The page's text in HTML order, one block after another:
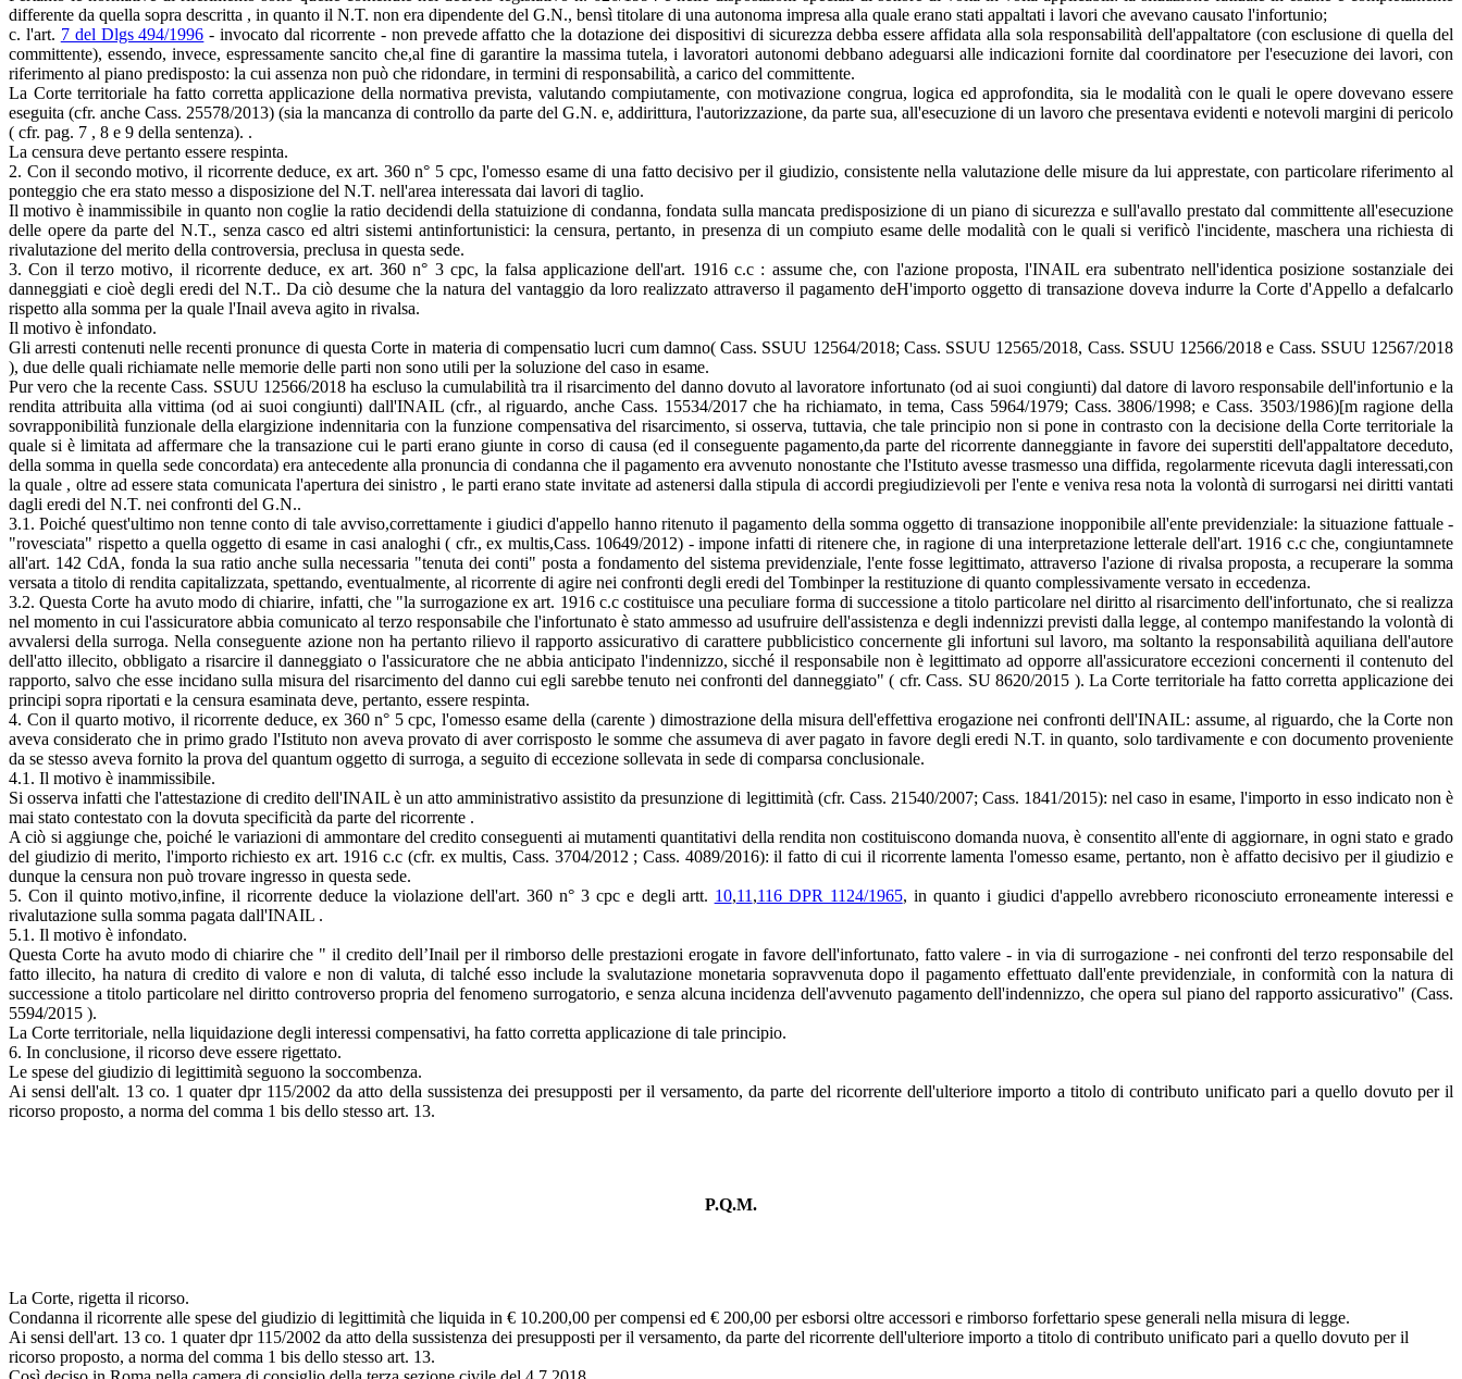
differente da quella sopra descritta , in quanto il N.T. non era dipendente del G.N., bensì titolare di una autonoma impresa alla quale erano stati appaltati i lavori che avevano causato l'infortunio;
c. l'art. 7 del Dlgs 494/1996 - invocato dal ricorrente - non prevede affatto che la dotazione dei dispositivi di sicurezza debba essere affidata alla sola responsabilità dell'appaltatore (con esclusione di quella del
committente), essendo, invece, espressamente sancito che,al fine di garantire la massima tutela, i lavoratori autonomi debbano adeguarsi alle indicazioni fornite dal coordinatore per l'esecuzione dei lavori, con
riferimento al piano predisposto: la cui assenza non può che ridondare, in termini di responsabilità, a carico del committente.
La Corte territoriale ha fatto corretta applicazione della normativa prevista, valutando compiutamente, con motivazione congrua, logica ed approfondita, sia le modalità con le quali le opere dovevano essere
eseguita (cfr. anche Cass. 25578/2013) (sia la mancanza di controllo da parte del G.N. e, addirittura, l'autorizzazione, da parte sua, all'esecuzione di un lavoro che presentava evidenti e notevoli margini di pericolo
( cfr. pag. 7 , 8 e 9 della sentenza). .
La censura deve pertanto essere respinta.
2. Con il secondo motivo, il ricorrente deduce, ex art. 360 n° 5 cpc, l'omesso esame di una fatto decisivo per il giudizio, consistente nella valutazione delle misure da lui apprestate, con particolare riferimento al
ponteggio che era stato messo a disposizione del N.T. nell'area interessata dai lavori di taglio.
Il motivo è inammissibile in quanto non coglie la ratio decidendi della statuizione di condanna, fondata sulla mancata predisposizione di un piano di sicurezza e sull'avallo prestato dal committente all'esecuzione
delle opere da parte del N.T., senza casco ed altri sistemi antinfortunistici: la censura, pertanto, in presenza di un compiuto esame delle modalità con le quali si verificò l'incidente, maschera una richiesta di
rivalutazione del merito della controversia, preclusa in questa sede.
3. Con il terzo motivo, il ricorrente deduce, ex art. 360 n° 3 cpc, la falsa applicazione dell'art. 1916 c.c : assume che, con l'azione proposta, l'INAIL era subentrato nell'identica posizione sostanziale dei
danneggiati e cioè degli eredi del N.T.. Da ciò desume che la natura del vantaggio da loro realizzato attraverso il pagamento deH'importo oggetto di transazione doveva indurre la Corte d'Appello a defalcarlo
rispetto alla somma per la quale l'Inail aveva agito in rivalsa.
Il motivo è infondato.
Gli arresti contenuti nelle recenti pronunce di questa Corte in materia di compensatio lucri cum damno( Cass. SSUU 12564/2018; Cass. SSUU 12565/2018, Cass. SSUU 12566/2018 e Cass. SSUU 12567/2018
), due delle quali richiamate nelle memorie delle parti non sono utili per la soluzione del caso in esame.
Pur vero che la recente Cass. SSUU 12566/2018 ha escluso la cumulabilità tra il risarcimento del danno dovuto al lavoratore infortunato (od ai suoi congiunti) dal datore di lavoro responsabile dell'infortunio e la
rendita attribuita alla vittima (od ai suoi congiunti) dall'INAIL (cfr., al riguardo, anche Cass. 15534/2017 che ha richiamato, in tema, Cass 5964/1979; Cass. 3806/1998; e Cass. 3503/1986)[m ragione della
sovrapponibilità funzionale della elargizione indennitaria con la funzione compensativa del risarcimento, si osserva, tuttavia, che tale principio non si pone in contrasto con la decisione della Corte territoriale la
quale si è limitata ad affermare che la transazione cui le parti erano giunte in corso di causa (ed il conseguente pagamento,da parte del ricorrente danneggiante in favore dei superstiti dell'appaltatore deceduto,
della somma in quella sede concordata) era antecedente alla pronuncia di condanna che il pagamento era avvenuto nonostante che l'Istituto avesse trasmesso una diffida, regolarmente ricevuta dagli interessati,con
la quale , oltre ad essere stata comunicata l'apertura dei sinistro , le parti erano state invitate ad astenersi dalla stipula di accordi pregiudizievoli per l'ente e veniva resa nota la volontà di surrogarsi nei diritti vantati
dagli eredi del N.T. nei confronti del G.N..
3.1. Poiché quest'ultimo non tenne conto di tale avviso,correttamente i giudici d'appello hanno ritenuto il pagamento della somma oggetto di transazione inopponibile all'ente previdenziale: la situazione fattuale -
"rovesciata" rispetto a quella oggetto di esame in casi analoghi ( cfr., ex multis,Cass. 10649/2012) - impone infatti di ritenere che, in ragione di una interpretazione letterale dell'art. 1916 c.c che, congiuntamnete
all'art. 142 CdA, fonda la sua ratio anche sulla necessaria "tenuta dei conti" posta a fondamento del sistema previdenziale, l'ente fosse legittimato, attraverso l'azione di rivalsa proposta, a recuperare la somma
versata a titolo di rendita capitalizzata, spettando, eventualmente, al ricorrente di agire nei confronti degli eredi del Tombinper la restituzione di quanto complessivamente versato in eccedenza.
3.2. Questa Corte ha avuto modo di chiarire, infatti, che "la surrogazione ex art. 1916 c.c costituisce una peculiare forma di successione a titolo particolare nel diritto al risarcimento dell'infortunato, che si realizza
nel momento in cui l'assicuratore abbia comunicato al terzo responsabile che l'infortunato è stato ammesso ad usufruire dell'assistenza e degli indennizzi previsti dalla legge, al contempo manifestando la volontà di
avvalersi della surroga. Nella conseguente azione non ha pertanto rilievo il rapporto assicurativo di carattere pubblicistico concernente gli infortuni sul lavoro, ma soltanto la responsabilità aquiliana dell'autore
dell'atto illecito, obbligato a risarcire il danneggiato o l'assicuratore che ne abbia anticipato l'indennizzo, sicché il responsabile non è legittimato ad opporre all'assicuratore eccezioni concernenti il contenuto del
rapporto, salvo che esse incidano sulla misura del risarcimento del danno cui egli sarebbe tenuto nei confronti del danneggiato" ( cfr. Cass. SU 8620/2015 ). La Corte territoriale ha fatto corretta applicazione dei
principi sopra riportati e la censura esaminata deve, pertanto, essere respinta.
4. Con il quarto motivo, il ricorrente deduce, ex 360 n° 5 cpc, l'omesso esame della (carente ) dimostrazione della misura dell'effettiva erogazione nei confronti dell'INAIL: assume, al riguardo, che la Corte non
aveva considerato che in primo grado l'Istituto non aveva provato di aver corrisposto le somme che assumeva di aver pagato in favore degli eredi N.T. in quanto, solo tardivamente e con documento proveniente
da se stesso aveva fornito la prova del quantum oggetto di surroga, a seguito di eccezione sollevata in sede di comparsa conclusionale.
4.1. Il motivo è inammissibile.
Si osserva infatti che l'attestazione di credito dell'INAIL è un atto amministrativo assistito da presunzione di legittimità (cfr. Cass. 21540/2007; Cass. 1841/2015): nel caso in esame, l'importo in esso indicato non è
mai stato contestato con la dovuta specificità da parte del ricorrente .
A ciò si aggiunge che, poiché le variazioni di ammontare del credito conseguenti ai mutamenti quantitativi della rendita non costituiscono domanda nuova, è consentito all'ente di aggiornare, in ogni stato e grado
del giudizio di merito, l'importo richiesto ex art. 1916 c.c (cfr. ex multis, Cass. 3704/2012 ; Cass. 4089/2016): il fatto di cui il ricorrente lamenta l'omesso esame, pertanto, non è affatto decisivo per il giudizio e
dunque la censura non può trovare ingresso in questa sede.
5. Con il quinto motivo,infine, il ricorrente deduce la violazione dell'art. 360 n° 3 cpc e degli artt. 10,11 ,116 DPR 1124/1965, in quanto i giudici d'appello avrebbero riconosciuto erroneamente interessi e
rivalutazione sulla somma pagata dall'INAIL .
5.1. Il motivo è infondato.
Questa Corte ha avuto modo di chiarire che " il credito dell’Inail per il rimborso delle prestazioni erogate in favore dell'infortunato, fatto valere - in via di surrogazione - nei confronti del terzo responsabile del
fatto illecito, ha natura di credito di valore e non di valuta, di talché esso include la svalutazione monetaria sopravvenuta dopo il pagamento effettuato dall'ente previdenziale, in conformità con la natura di
successione a titolo particolare nel diritto controverso propria del fenomeno surrogatorio, e senza alcuna incidenza dell'avvenuto pagamento dell'indennizzo, che opera sul piano del rapporto assicurativo" (Cass.
5594/2015 ).
La Corte territoriale, nella liquidazione degli interessi compensativi, ha fatto corretta applicazione di tale principio.
6. In conclusione, il ricorso deve essere rigettato.
Le spese del giudizio di legittimità seguono la soccombenza.
Ai sensi dell'alt. 13 co. 1 quater dpr 115/2002 da atto della sussistenza dei presupposti per il versamento, da parte del ricorrente dell'ulteriore importo a titolo di contributo unificato pari a quello dovuto per il
ricorso proposto, a norma del comma 1 bis dello stesso art. 13.
P.Q.M.
La Corte, rigetta il ricorso.
Condanna il ricorrente alle spese del giudizio di legittimità che liquida in € 10.200,00 per compensi ed € 200,00 per esborsi oltre accessori e rimborso forfettario spese generali nella misura di legge.
Ai sensi dell'art. 13 co. 1 quater dpr 115/2002 da atto della sussistenza dei presupposti per il versamento, da parte del ricorrente dell'ulteriore importo a titolo di contributo unificato pari a quello dovuto per il
ricorso proposto, a norma del comma 1 bis dello stesso art. 13.